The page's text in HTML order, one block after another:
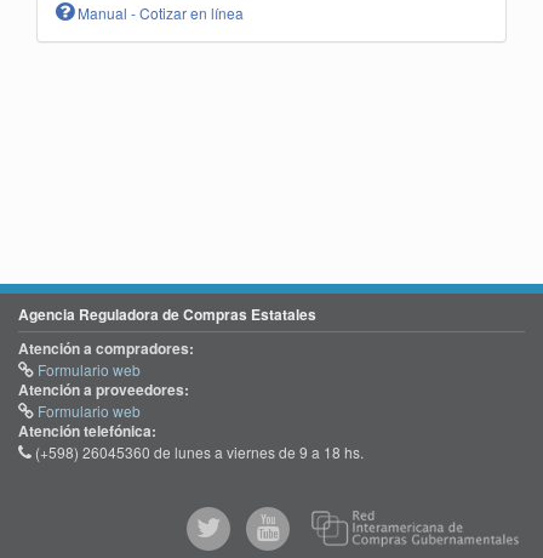
Manual - Cotizar en línea
Agencia Reguladora de Compras Estatales
Atención a compradores:
Formulario web
Atención a proveedores:
Formulario web
Atención telefónica:
(+598) 26045360 de lunes a viernes de 9 a 18 hs.
@comprasgubuy
ACCE